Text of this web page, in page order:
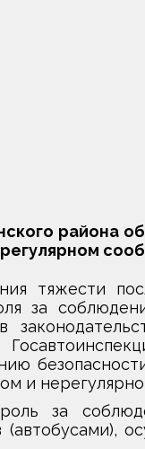
района
тяжести
за
и
за